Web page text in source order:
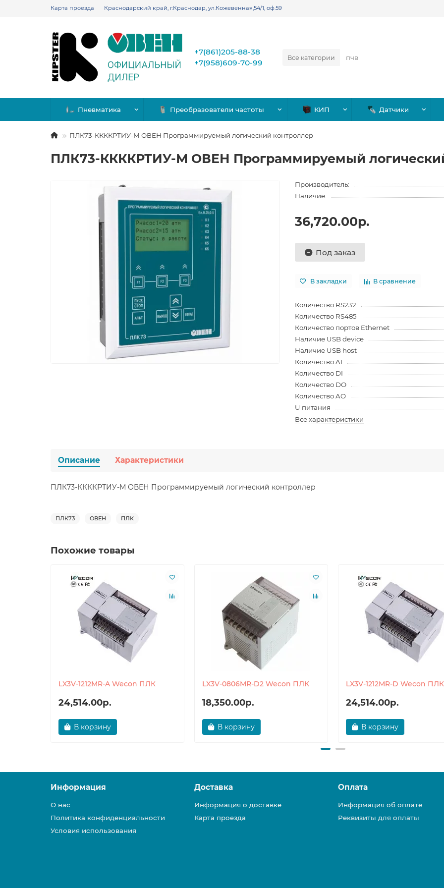
Карта проезда Краснодарский край, г.Краснодар, ул.Кожевенная,54/1, оф.59
Все категории
+7(861)205-88-38
+7(958)609-70-99
Пневматика Преобразователи частоты КИП Датчики
ПЛК73-ККККРТИУ-М ОВЕН Программируемый логический контроллер
ПЛК73-ККККРТИУ-М ОВЕН Программируемый
Производитель:
Наличие:
36,720.00р.
Под заказ
В закладки В сравнение
Количество RS232
Количество RS485
Количество портов Ethernet
Наличие USB device
Наличие USB host
Количество AI
Количество DI
Количество DO
Количество AO
U питания
Все характеристики
Описание Характеристики
ПЛК73-ККККРТИУ-М ОВЕН Программируемый логический контроллер
ПЛК73 ОВЕН ПЛК
Похожие товары
LX3V-1212MR-A Wecon ПЛК
24,514.00р.
В корзину
LX3V-0806MR-D2 Wecon ПЛК
18,350.00р.
В корзину
LX3V-1212MR-D Wecon ПЛК
24,514.00р.
В корзину
Информация
О нас
Политика конфиденциальности
Условия использования
Доставка
Информация о доставке
Карта проезда
Оплата
Информация об оплате
Реквизиты для оплаты